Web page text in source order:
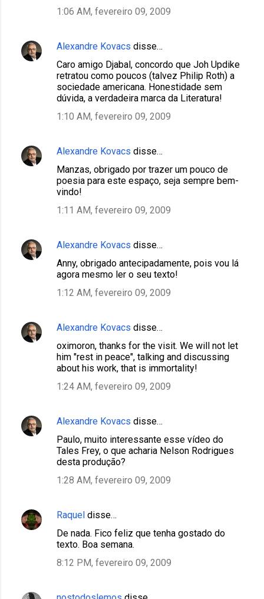
1:06 AM, fevereiro 09, 2009
Alexandre Kovacs disse…
Caro amigo Djabal, concordo que Joh Updike
retratou como poucos (talvez Philip Roth) a
sociedade americana. Honestidade sem
dúvida, a verdadeira marca da Literatura!
1:10 AM, fevereiro 09, 2009
Alexandre Kovacs disse…
Manzas, obrigado por trazer um pouco de
poesia para este espaço, seja sempre bem-
vindo!
1:11 AM, fevereiro 09, 2009
Alexandre Kovacs disse…
Anny, obrigado antecipadamente, pois vou lá
agora mesmo ler o seu texto!
1:12 AM, fevereiro 09, 2009
Alexandre Kovacs disse…
oximoron, thanks for the visit. We will not let
him "rest in peace", talking and discussing
about his work, that is immortality!
1:24 AM, fevereiro 09, 2009
Alexandre Kovacs disse…
Paulo, muito interessante esse vídeo do
Tales Frey, o que acharia Nelson Rodrigues
desta produção?
1:28 AM, fevereiro 09, 2009
Raquel disse…
De nada. Fico feliz que tenha gostado do
texto. Boa semana.
8:12 PM, fevereiro 09, 2009